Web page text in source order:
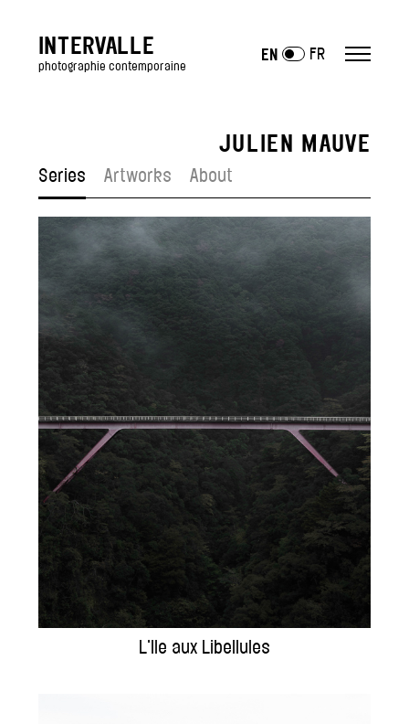
INTERVALLE
photographie contemporaine
EN FR
Lucas Leffler
Julien Mignot
Jean-Vincent Simonet
Polly Tootal
Artists exposed
EXHIBITIONS
GALLERY
Series Artworks About
JULIEN MAUVE
L'Ile aux Libellules